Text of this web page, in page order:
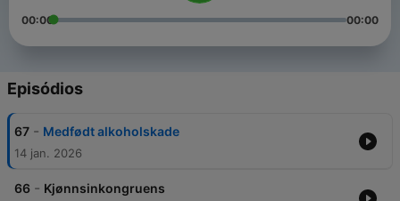
00:00 00:00
Episódios
67 - Medfødt alkoholskade
14 jan. 2026
66 - Kjønnsinkongruens